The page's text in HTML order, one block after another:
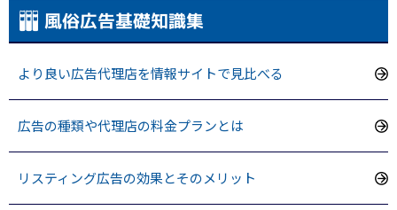
風俗広告基礎知識集
より良い広告代理店を情報サイトで見比べる
広告の種類や代理店の料金プランとは
リスティング広告の効果とそのメリット